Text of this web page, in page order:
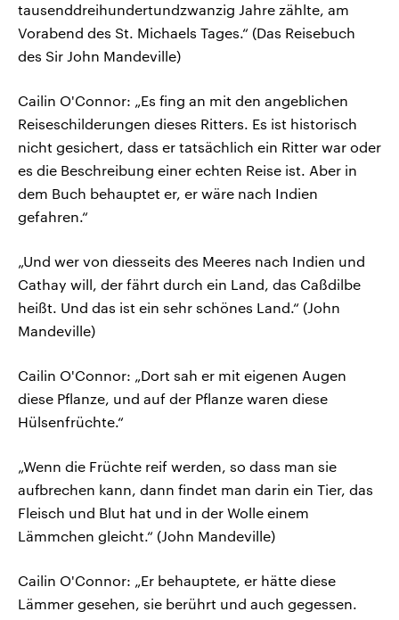
tausenddreihundertundzwanzig Jahre zählte, am
Vorabend des St. Michaels Tages.“ (Das Reisebuch
des Sir John Mandeville)
Cailin O'Connor: „Es fing an mit den angeblichen
Reiseschilderungen dieses Ritters. Es ist historisch
nicht gesichert, dass er tatsächlich ein Ritter war oder
es die Beschreibung einer echten Reise ist. Aber in
dem Buch behauptet er, er wäre nach Indien
gefahren.“
„Und wer von diesseits des Meeres nach Indien und
Cathay will, der fährt durch ein Land, das Caßdilbe
heißt. Und das ist ein sehr schönes Land.“ (John
Mandeville)
Cailin O'Connor: „Dort sah er mit eigenen Augen
diese Pflanze, und auf der Pflanze waren diese
Hülsenfrüchte.“
„Wenn die Früchte reif werden, so dass man sie
aufbrechen kann, dann findet man darin ein Tier, das
Fleisch und Blut hat und in der Wolle einem
Lämmchen gleicht.“ (John Mandeville)
Cailin O'Connor: „Er behauptete, er hätte diese
Lämmer gesehen, sie berührt und auch gegessen.